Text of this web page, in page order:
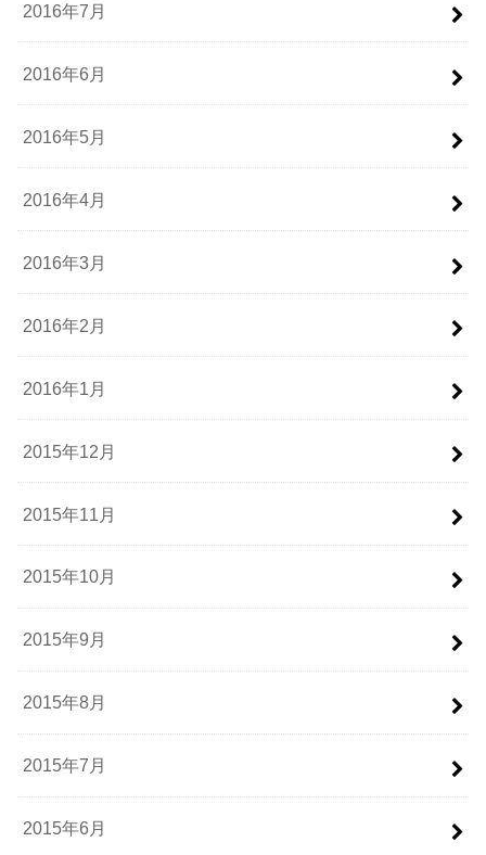
2016年7月
2016年6月
2016年5月
2016年4月
2016年3月
2016年2月
2016年1月
2015年12月
2015年11月
2015年10月
2015年9月
2015年8月
2015年7月
2015年6月